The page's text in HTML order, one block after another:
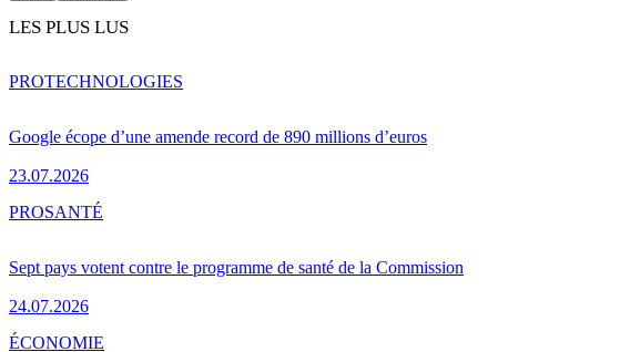
LES PLUS LUS
Google écope d’une amende record de 890 millions d’euros
23.07.2026
PROTECHNOLOGIES
Sept pays votent contre le programme de santé de la Commission
24.07.2026
PROSANTÉ
ÉCONOMIE